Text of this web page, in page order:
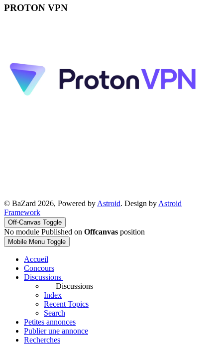
PROTON VPN
© BaZard 2026, Powered by Astroid. Design by Astroid
Framework
Off-Canvas Toggle
No module Published on Offcanvas position
Mobile Menu Toggle
Accueil
Concours
Discussions
Discussions
Index
Recent Topics
Search
Petites annonces
Publier une annonce
Recherches